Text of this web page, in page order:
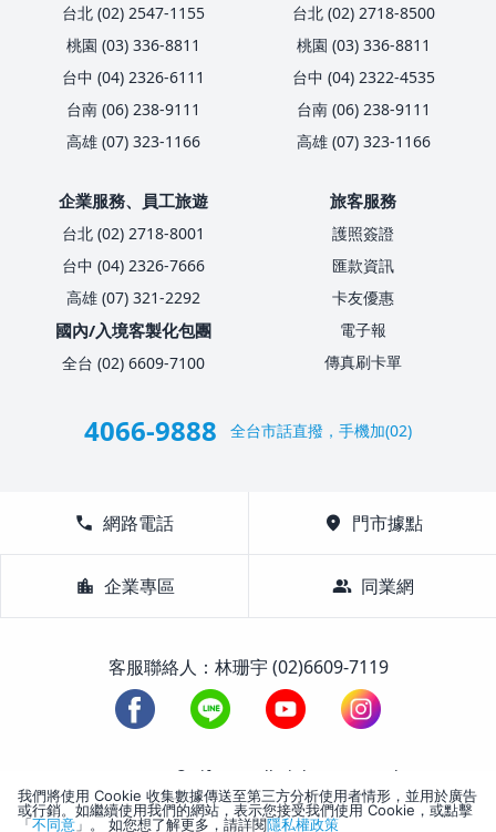
台北 (02) 2547-1155
桃園 (03) 336-8811
台中 (04) 2326-6111
台南 (06) 238-9111
高雄 (07) 323-1166
台北 (02) 2718-8500
桃園 (03) 336-8811
台中 (04) 2322-4535
台南 (06) 238-9111
高雄 (07) 323-1166
企業服務、員工旅遊
台北 (02) 2718-8001
台中 (04) 2326-7666
高雄 (07) 321-2292
國內/入境客製化包團
全台 (02) 6609-7100
旅客服務
護照簽證
匯款資訊
卡友優惠
電子報
傳真刷卡單
4066-9888 全台市話直撥，手機加(02)
call 網路電話 location_on 門市據點
location_city 企業專區 group 同業網
客服聯絡人：林珊宇 (02)6609-7119
1988-2026 © Lifetour All Rights Reserved.
我們將使用 Cookie 收集數據傳送至第三方分析使用者情形，並用於廣告
或行銷。如繼續使用我們的網站，表示您接受我們使用 Cookie，或點擊
「不同意 」。 如您想了解更多，請詳閱隱私權政策